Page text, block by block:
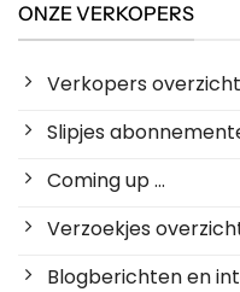
ONZE VERKOPERS
Verkopers overzicht
Slipjes
Coming up ...
Verzoekjes
Blogberichten en